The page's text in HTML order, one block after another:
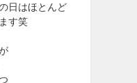
日はほとんど
す笑